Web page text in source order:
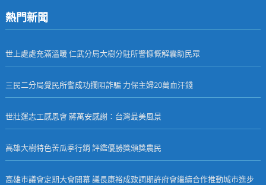
熱門新聞
世上處處充滿溫暖 仁武分局大樹分駐所警慷慨解囊助民眾
三民二分局覺民所警成功攔阻詐騙 力保主婦20萬血汗錢
世壯運志工感恩會 蔣萬安感謝：台灣最美風景
高雄大樹特色苦瓜季行銷 評鑑優勝獎頒獎農民
高雄市議會定期大會開幕 議長康裕成致詞期許府會繼續合作推動城市進步